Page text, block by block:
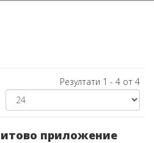
Резултати 1 - 4 от 4
приложение